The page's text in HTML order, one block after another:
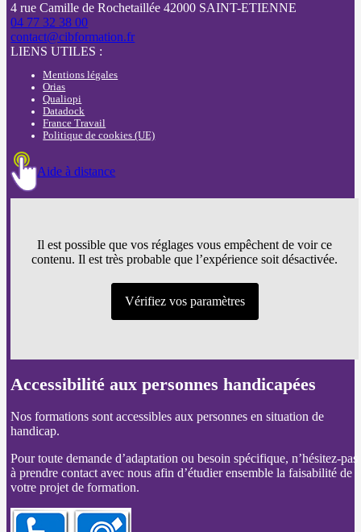
4 rue Camille de Rochetaillée 42000 SAINT-ETIENNE
04 77 32 38 00
contact@cibformation.fr
LIENS UTILES :
Mentions légales
Orias
Qualiopi
Datadock
France Travail
Politique de cookies (UE)
Aide à distance
Il est possible que vos réglages vous empêchent de voir ce
contenu. Il est très probable que l’expérience soit désactivée.
Vérifiez vos paramètres
Accessibilité aux personnes handicapées
Nos formations sont accessibles aux personnes en situation de
handicap.
Pour toute demande d’adaptation ou besoin spécifique, n’hésitez-pas
à prendre contact avec nous afin d’étudier ensemble la faisabilité de
votre projet de formation.